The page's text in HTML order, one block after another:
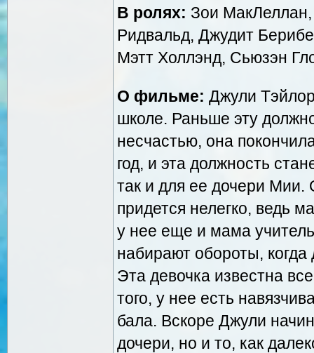
В ролях: Зои
Ридвальд, Джудит
Мэтт Холлэнд, Сьюзэн
О фильме: Джули
школе. Раньше эту
несчастью, она
год, и эта должность
так и для ее дочери Мии.
придется нелегко, ведь
у нее еще и мама
набирают обороты,
Эта девочка известна
того, у нее есть
бала. Вскоре Джули
дочери, но и то, как